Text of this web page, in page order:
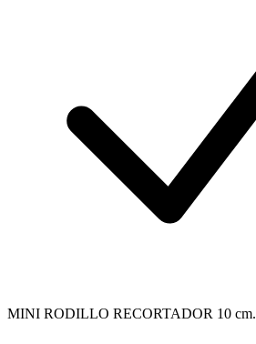
MINI RODILLO RECORTADOR 10 cm.